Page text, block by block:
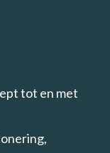
tot en met